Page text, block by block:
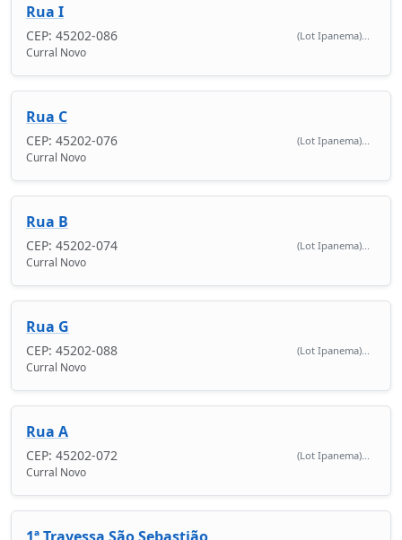
Rua I
CEP: 45202-086 (Lot Ipanema)...
Curral Novo
Rua C
CEP: 45202-076 (Lot Ipanema)...
Curral Novo
Rua B
CEP: 45202-074 (Lot Ipanema)...
Curral Novo
Rua G
CEP: 45202-088 (Lot Ipanema)...
Curral Novo
Rua A
CEP: 45202-072 (Lot Ipanema)...
Curral Novo